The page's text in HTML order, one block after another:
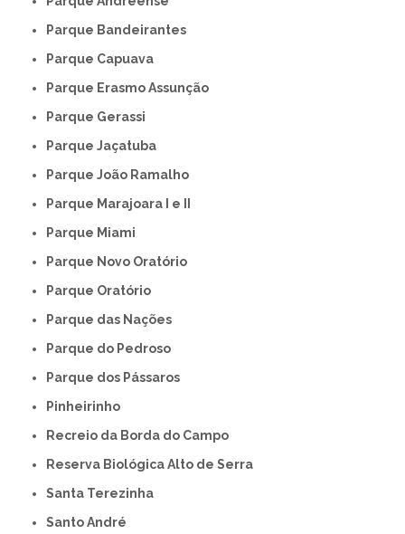
Parque Bandeirantes
Parque Capuava
Parque Erasmo Assunção
Parque Gerassi
Parque Jaçatuba
Parque João Ramalho
Parque Marajoara I e II
Parque Miami
Parque Novo Oratório
Parque Oratório
Parque das Nações
Parque do Pedroso
Parque dos Pássaros
Pinheirinho
Recreio da Borda do Campo
Reserva Biológica Alto de Serra
Santa Terezinha
Santo André